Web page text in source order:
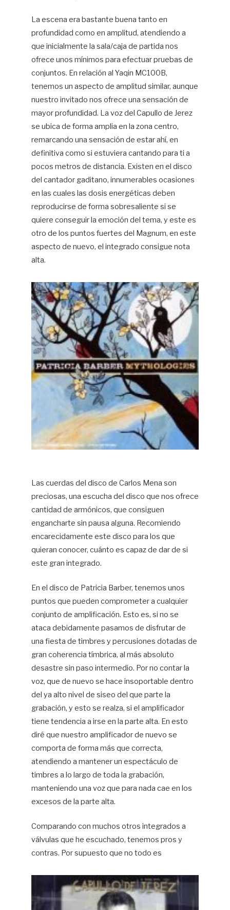
La escena era bastante buena tanto en
profundidad como en amplitud, atendiendo a
que inicialmente la sala/caja de partida nos
ofrece unos mínimos para efectuar pruebas de
conjuntos. En relación al Yaqin MC100B,
tenemos un aspecto de amplitud similar, aunque
nuestro invitado nos ofrece una sensación de
mayor profundidad. La voz del Capullo de Jerez
se ubica de forma amplia en la zona centro,
remarcando una sensación de estar ahí, en
definitiva como si estuviera cantando para ti a
pocos metros de distancia. Existen en el disco
del cantador gaditano, innumerables ocasiones
en las cuales las dosis energéticas deben
reproducirse de forma sobresaliente si se
quiere conseguir la emoción del tema, y este es
otro de los puntos fuertes del Magnum, en este
aspecto de nuevo, el integrado consigue nota
alta.
Las cuerdas del disco de Carlos Mena son
preciosas, una escucha del disco que nos ofrece
cantidad de armónicos, que consiguen
engancharte sin pausa alguna. Recomiendo
encarecidamente este disco para los que
quieran conocer, cuánto es capaz de dar de si
este gran integrado.
En el disco de Patricia Barber, tenemos unos
puntos que pueden comprometer a cualquier
conjunto de amplificación. Esto es, si no se
ataca debidamente pasamos de disfrutar de
una fiesta de timbres y percusiones dotadas de
gran coherencia tímbrica, al más absoluto
desastre sin paso intermedio. Por no contar la
voz, que de nuevo se hace insoportable dentro
del ya alto nivel de siseo del que parte la
grabación, y esto se realza, si el amplificador
tiene tendencia a irse en la parte alta. En esto
diré que nuestro amplificador de nuevo se
comporta de forma más que correcta,
atendiendo a mantener un espectáculo de
timbres a lo largo de toda la grabación,
manteniendo una voz que para nada cae en los
excesos de la parte alta.
Comparando con muchos otros integrados a
válvulas que he escuchado, tenemos pros y
contras. Por supuesto que no todo es